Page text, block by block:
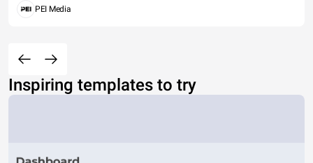
PEI Media
Inspiring templates to try